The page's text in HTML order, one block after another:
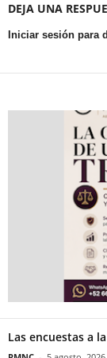
DEJA UNA
Iniciar sesión para
Las encuestas a